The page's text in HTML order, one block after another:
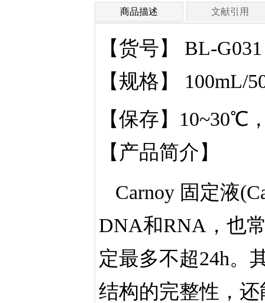
商品描述 文献引用
【货号】 BL-G031
【规格】 100mL/
【保存】10~30℃
【产品简介】
Carnoy 固定液
DNA和RNA，也
定最多不超24h。
结构的完整性，